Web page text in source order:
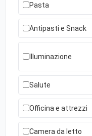
Pasta
Antipasti e Snack
Illuminazione
Salute
Officina e attrezzi
Camera da letto